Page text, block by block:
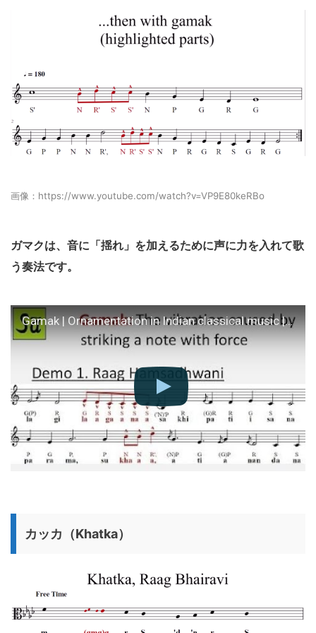
画像：https://www.youtube.com/watch?v=VP9E80keRBo
ガマクは、音に「揺れ」を加えるために声に力を入れて歌
う奏法です。
Gamak | Ornamentation in Indian classical music | Raag Hindustani
カッカ（Khatka）